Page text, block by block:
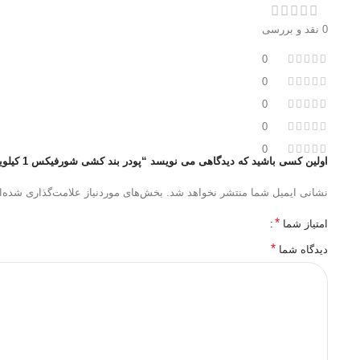
0 نقد و بررسی
0
0
0
0
0
اولین کسی باشید که دیدگاهی می نویسد “پودر بند کشی شورفیکس 1 کیلویی”
نشانی ایمیل شما منتشر نخواهد شد. بخش‌های موردنیاز علامت‌گذاری
امتیاز شما *
دیدگاه شما *